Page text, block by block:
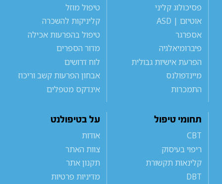
פסיכולוג קליני
אוטיזם | ASD
אספרגר
פיברומיאלגיה
הפרעת אישיות גבולית
מיינדפולנס
התמכרות
טיפול מוזל
קליניקות להשכרה
טיפול בהפרעות אכילה
מדור הספרים
לוח דרושים
אבחון הפרעות קשב וריכוז
אינדקס מטפלים
תחומי טיפול
CBT
ריפוי בעיסוק
קלינאות תקשורת
DBT
על בטיפולנט
אודות
צוות האתר
תקנון אתר
מדיניות פרטיות